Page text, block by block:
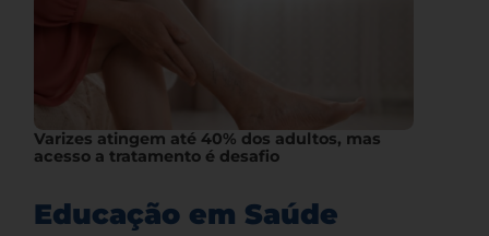
Varizes atingem até 40% dos adultos, mas
acesso a tratamento é desafio
Educação em Saúde